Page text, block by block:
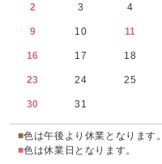
2 3 4
9 10 11
16 17 18
23 24 25
30 31
■色は午後より休業となります。
■色は休業日となります。